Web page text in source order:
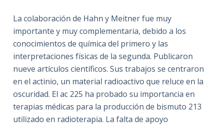
La colaboración de Hahn y Meitner fue muy
importante y muy complementaria, debido a los
conocimientos de química del primero y las
interpretaciones físicas de la segunda. Publicaron
nueve artículos científicos. Sus trabajos se centraron
en el actinio, un material radioactivo que reluce en la
oscuridad. El ac 225 ha probado su importancia en
terapias médicas para la producción de bismuto 213
utilizado en radioterapia. La falta de apoyo